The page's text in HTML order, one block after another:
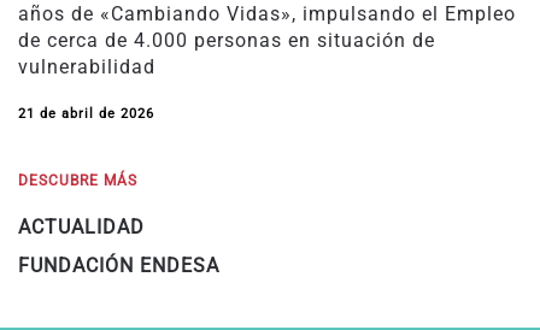
años de «Cambiando Vidas», impulsando el Empleo
de cerca de 4.000 personas en situación de
vulnerabilidad
21 de abril de 2026
DESCUBRE MÁS
ACTUALIDAD
FUNDACIÓN ENDESA